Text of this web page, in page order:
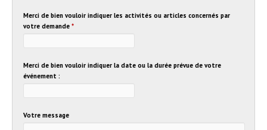
Merci de bien vouloir indiquer les activités ou articles concernés par
votre demande *
Merci de bien vouloir indiquer la date ou la durée prévue de votre
événement :
Votre message